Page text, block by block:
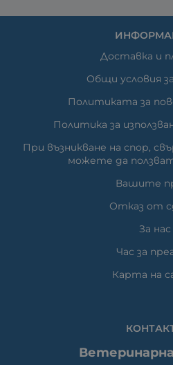
Доставка и
Общи условия
Политиката за
Политика за
При възникване на спор,
можете да
Вашите
Отказ от
За нас
Час за
Карта на